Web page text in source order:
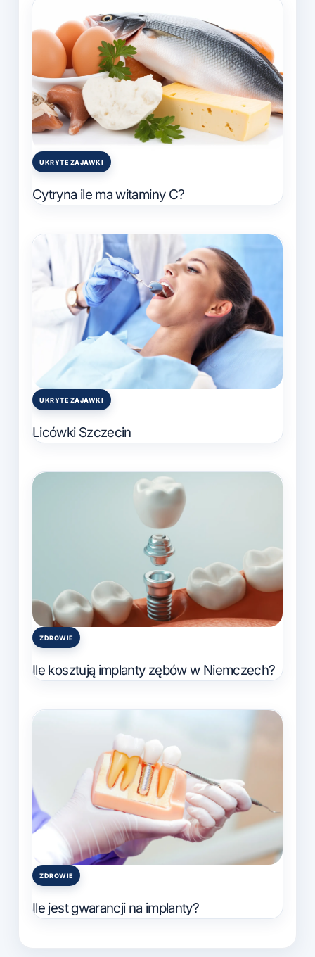
Posted
UKRYTE ZAJAWKI
Cytryna ile ma witaminy C?
Posted
UKRYTE ZAJAWKI
Licówki Szczecin
Posted
ZDROWIE
Ile kosztują implanty zębów w Niemczech?
Posted
ZDROWIE
Ile jest gwarancji na implanty?